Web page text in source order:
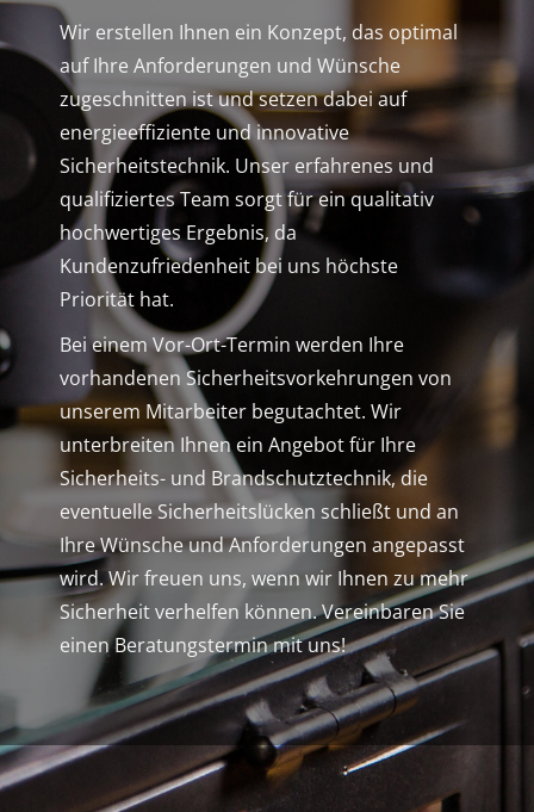
Wir erstellen Ihnen ein Konzept, das optimal
auf Ihre Anforderungen und Wünsche
zugeschnitten ist und setzen dabei auf
energieeffiziente und innovative
Sicherheitstechnik. Unser erfahrenes und
qualifiziertes Team sorgt für ein qualitativ
hochwertiges Ergebnis, da
Kundenzufriedenheit bei uns höchste
Priorität hat.
Bei einem Vor-Ort-Termin werden Ihre
vorhandenen Sicherheitsvorkehrungen von
unserem Mit­arbeiter begutachtet. Wir
unterbreiten Ihnen ein Angebot für Ihre
Sicherheits- und Brandschutz­technik, die
eventuelle Sicherheitslücken schließt und an
Ihre Wünsche und Anforderungen ange­passt
wird. Wir freuen uns, wenn wir Ihnen zu mehr
Sicherheit verhelfen können. Vereinbaren Sie
einen Beratungstermin mit uns!